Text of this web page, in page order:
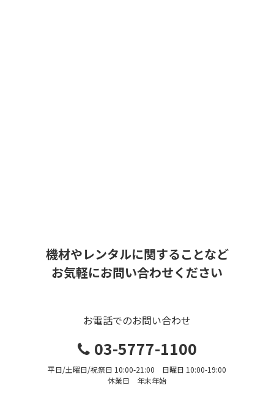
機材やレンタルに関することなど
お気軽にお問い合わせください
お電話でのお問い合わせ
03-5777-1100
平日/土曜日/祝祭日 10:00-21:00 日曜日 10:00-19:00
休業日 年末年始